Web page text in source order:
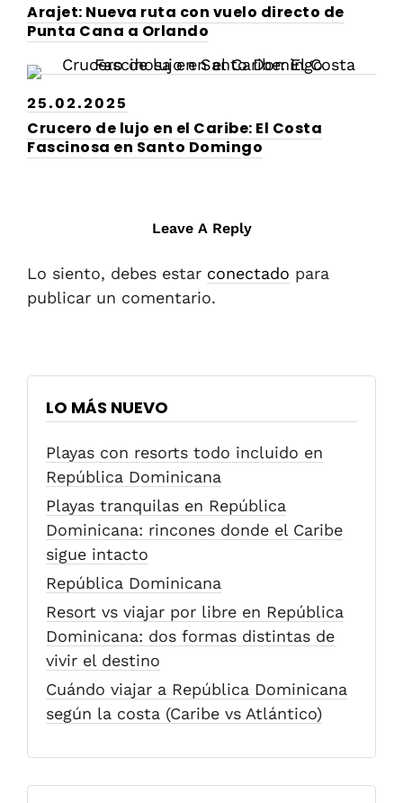
Arajet: Nueva ruta con vuelo directo de
Punta Cana a Orlando
25.02.2025
Crucero de lujo en el Caribe: El Costa
Fascinosa en Santo Domingo
Leave A Reply
Lo siento, debes estar conectado para
publicar un comentario.
LO MÁS NUEVO
Playas con resorts todo incluido en
República Dominicana
Playas tranquilas en República
Dominicana: rincones donde el Caribe
sigue intacto
República Dominicana
Resort vs viajar por libre en República
Dominicana: dos formas distintas de
vivir el destino
Cuándo viajar a República Dominicana
según la costa (Caribe vs Atlántico)